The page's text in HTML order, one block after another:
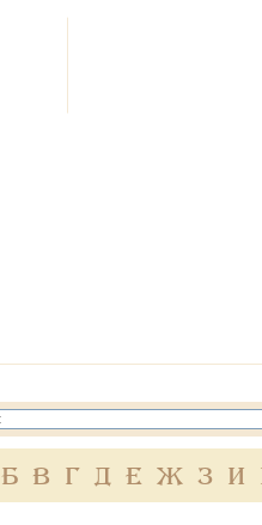
Б В Г Д Е Ж З И